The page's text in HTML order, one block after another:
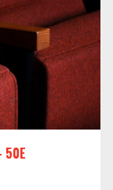
50E